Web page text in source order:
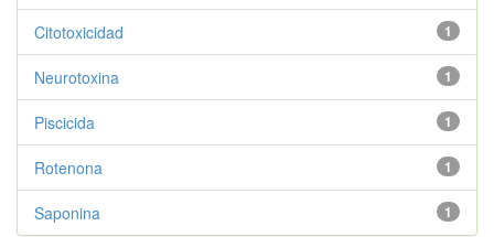
1
Citotoxicidad
1
Neurotoxina
1
Piscicida
1
Rotenona
1
Saponina